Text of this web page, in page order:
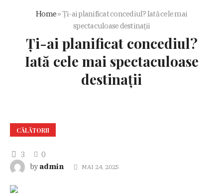
Home»Ți-ai planificat concediul? Iată cele mai
spectaculoase destinații
Ți-ai planificat concediul?
Iată cele mai spectaculoase
destinații
CĂLĂTORII
3
0
by admin MAI 24, 2025